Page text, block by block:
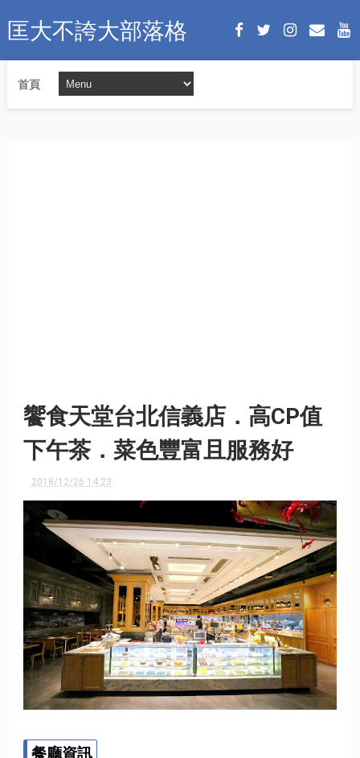
匡大不誇大部落格
首頁
饗食天堂台北信義店．高CP值
下午茶．菜色豐富且服務好
2018/12/26 14:23
餐廳資訊